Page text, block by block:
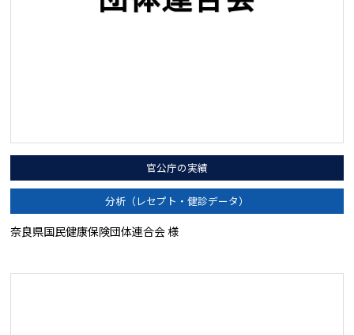
官公庁の実績
分析（レセプト・健診データ）
奈良県国民健康保険団体連合会 様